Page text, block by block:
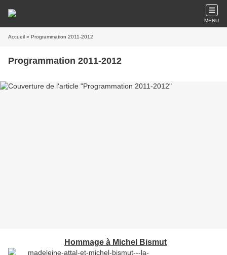
MENU
Accueil » Programmation 2011-2012
Programmation 2011-2012
Hommage à Michel Bismut